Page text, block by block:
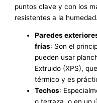
puntos clave y con los
resistentes a la humedad.
Paredes
frías: Son el
pueden usar
Extruido (XPS),
térmico y es
Techos: